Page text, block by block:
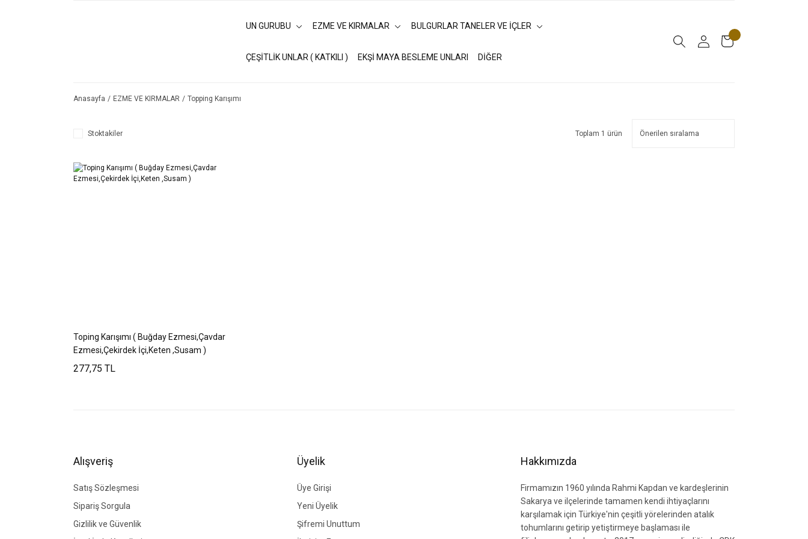
UN GURUBU EZME VE KIRMALAR BULGURLAR TANELER VE İÇLER
ÇEŞİTLİK UNLAR ( KATKILI ) EKŞİ MAYA BESLEME UNLARI DİĞER
Anasayfa EZME VE KIRMALAR Topping Karışımı
Stoktakiler Toplam 1 ürün
Toping Karışımı ( Buğday Ezmesi,Çavdar
Ezmesi,Çekirdek İçi,Keten ,Susam )
277,75 TL
Alışveriş
Satış Sözleşmesi
Sipariş Sorgula
Gizlilik ve Güvenlik
Üyelik
Üye Girişi
Yeni Üyelik
Şifremi Unuttum
Hakkımızda
Firmamızın 1960 yılında Rahmi Kapdan ve kardeşlerinin
Sakarya ve ilçelerinde tamamen kendi ihtiyaçlarını
karşılamak için Türkiye'nin çeşitli yörelerinden atalık
tohumlarını getirip yetiştirmeye başlaması ile